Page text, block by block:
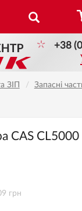
+38
ЗІП
Запасні
CAS
грн